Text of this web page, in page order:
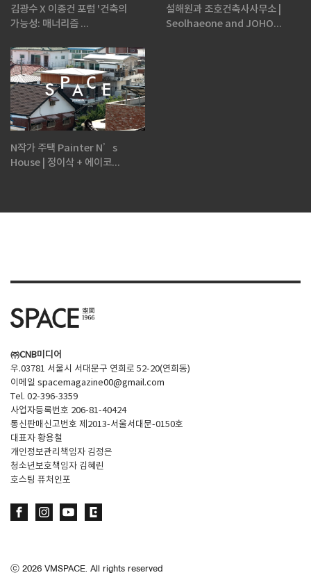
김광수 X 이종건 포럼 '건축의
가능성: 매너리즘 ...
설해원과 조호건축사사무소 |
Seolhaeone and JOHO...
N작가 주택 Painter N’s
House | 정이삭 + 에이코...
㈜CNB미디어
우.03781 서울시 서대문구 연희로 52-20(연희동)
이메일 spacemagazine00@gmail.com
Tel. 02-396-3359
사업자등록번호 206-81-40424
통신판매신고번호 제2013-서울서대문-0150호
대표자 황용철
개인정보관리책임자 김정은
청소년보호책임자 김혜린
호스팅 퓨처인포
ⓒ 2026 VMSPACE. All rights reserved